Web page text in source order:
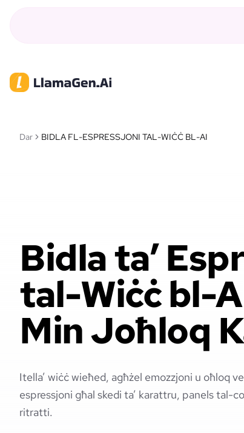
Dar BIDLA FL-ESPRESSJONI TAL-WIĊĊ BL-AI
Bidla ta’
tal-Wiċċ bl-
Min Joħloq
Itella’ wiċċ wieħed, agħżel emozzjoni u oħloq
espressjoni għal skedi ta’ karattru, panels tal-
ritratti.